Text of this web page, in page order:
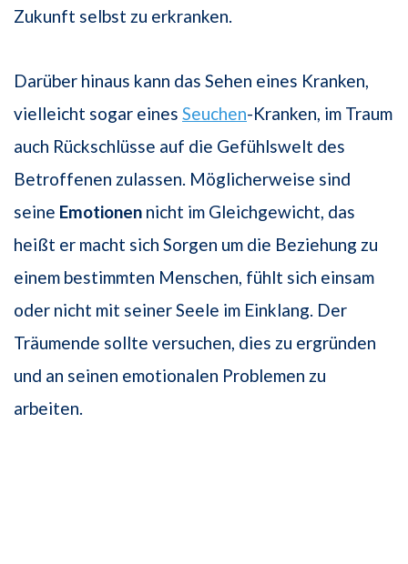
Zukunft selbst zu erkranken.
Darüber hinaus kann das Sehen eines Kranken,
vielleicht sogar eines Seuchen-Kranken, im Traum
auch Rückschlüsse auf die Gefühlswelt des
Betroffenen zulassen. Möglicherweise sind
seine Emotionen nicht im Gleichgewicht, das
heißt er macht sich Sorgen um die Beziehung zu
einem bestimmten Menschen, fühlt sich einsam
oder nicht mit seiner Seele im Einklang. Der
Träumende sollte versuchen, dies zu ergründen
und an seinen emotionalen Problemen zu
arbeiten.